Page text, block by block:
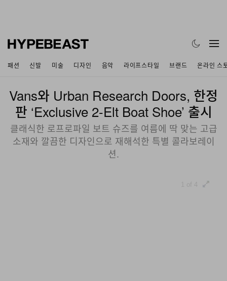
패션 신발 미술 디자인 음악 라이프스타일 브랜드 온라인 스
Vans와 Urban Research Doors, 한정
판 ‘Exclusive 2-Elt Boat Shoe’ 출시
클래식한 로프로파일 보트 슈즈를 여름에 딱 맞는 고급
소재와 깔끔한 디자인으로 재해석한 특별 콜라보레이
션.